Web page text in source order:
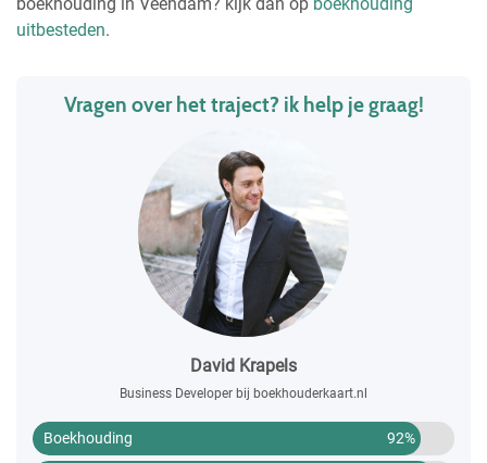
uitbesteden.
Vragen over het traject? ik help je graag!
David Krapels
Business Developer bij boekhouderkaart.nl
Boekhouding 92%